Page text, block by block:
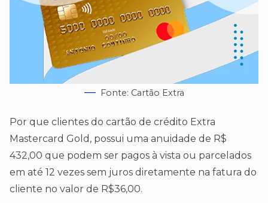
Fonte: Cartão Extra
Por que clientes do cartão de crédito Extra
Mastercard Gold, possui uma anuidade de R$
432,00 que podem ser pagos à vista ou parcelados
em até 12 vezes sem juros diretamente na fatura do
cliente no valor de R$36,00.